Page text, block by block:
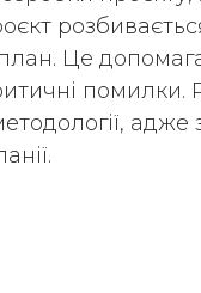
план. Це
помилки.
адже